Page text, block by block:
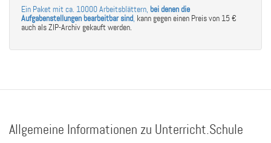
Ein Paket mit ca. 10000 Arbeitsblättern, bei denen die
Aufgabenstellungen bearbeitbar sind, kann gegen einen Preis von 15 €
auch als ZIP-Archiv gekauft werden.
Allgemeine Informationen zu Unterricht.Schule